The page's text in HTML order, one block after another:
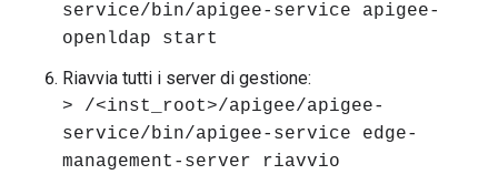
service/bin/apigee-service apigee-
openldap start
Riavvia tutti i server di gestione:
> /<inst_root>/apigee/apigee-
service/bin/apigee-service edge-
management-server riavvio